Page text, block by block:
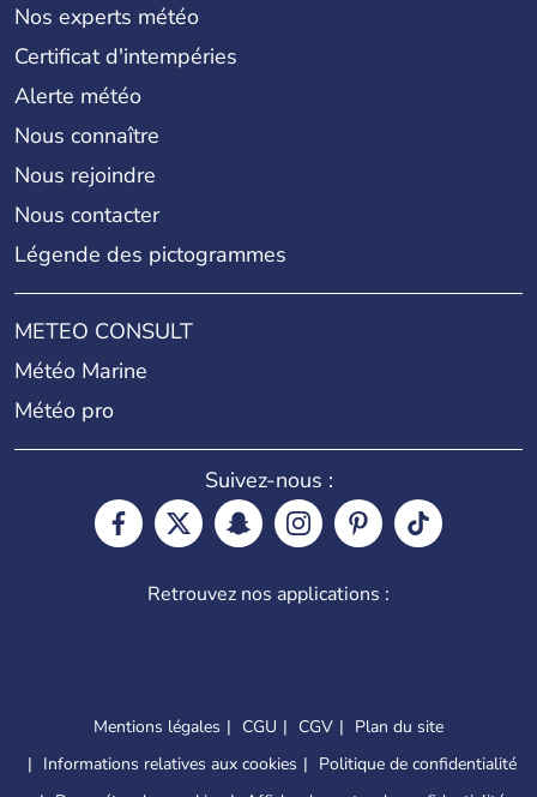
Nos experts météo
Certificat d'intempéries
Alerte météo
Nous connaître
Nous rejoindre
Nous contacter
Légende des pictogrammes
METEO CONSULT
Météo Marine
Météo pro
Suivez-nous :
Retrouvez nos applications :
Mentions légales CGU CGV
Plan du site
Informations relatives aux cookies
Politique de confidentialité